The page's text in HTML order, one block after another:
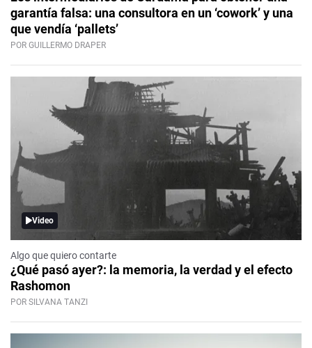
garantía falsa: una consultora en un ‘cowork’ y una
que vendía ‘pallets’
POR GUILLERMO DRAPER
Video
Algo que quiero contarte
¿Qué pasó ayer?: la memoria, la verdad y el efecto
Rashomon
POR SILVANA TANZI